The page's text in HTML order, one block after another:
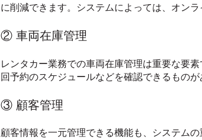
に削減できます。システムによっては、オン
② 車両在庫管理
レンタカー業務での車両在庫管理は重要な要
回予約のスケジュールなどを確認できるもの
③ 顧客管理
顧客情報を一元管理できる機能も、システム